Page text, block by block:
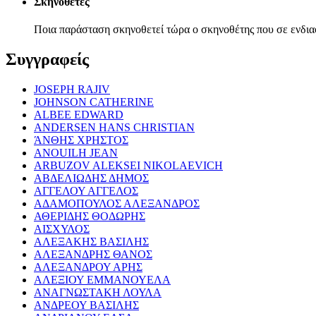
Ποια παράσταση σκηνοθετεί τώρα ο σκηνοθέτης που σε
Συγγραφείς
JOSEPH RAJIV
JOHNSON CATHERINE
ALBEE EDWARD
ANDERSEN HANS CHRISTIAN
ΆΝΘΗΣ ΧΡΗΣΤΟΣ
ANOUILH JEAN
ARBUZOV ALEKSEI NIKOLAEVICH
ΑΒΔΕΛΙΩΔΗΣ ΔΗΜΟΣ
ΑΓΓΕΛΟΥ ΑΓΓΕΛΟΣ
ΑΔΑΜΟΠΟΥΛΟΣ ΑΛΕΞΑΝΔΡΟΣ
ΑΘΕΡΙΔΗΣ ΘΟΔΩΡΗΣ
ΑΙΣΧΥΛΟΣ
ΑΛΕΞΑΚΗΣ ΒΑΣΙΛΗΣ
ΑΛΕΞΑΝΔΡΗΣ ΘΑΝΟΣ
ΑΛΕΞΑΝΔΡΟΥ ΑΡΗΣ
ΑΛΕΞΙΟΥ ΕΜΜΑΝΟΥΕΛΑ
ΑΝΑΓΝΩΣΤΑΚΗ ΛΟΥΛΑ
ΑΝΔΡΕΟΥ ΒΑΣΙΛΗΣ